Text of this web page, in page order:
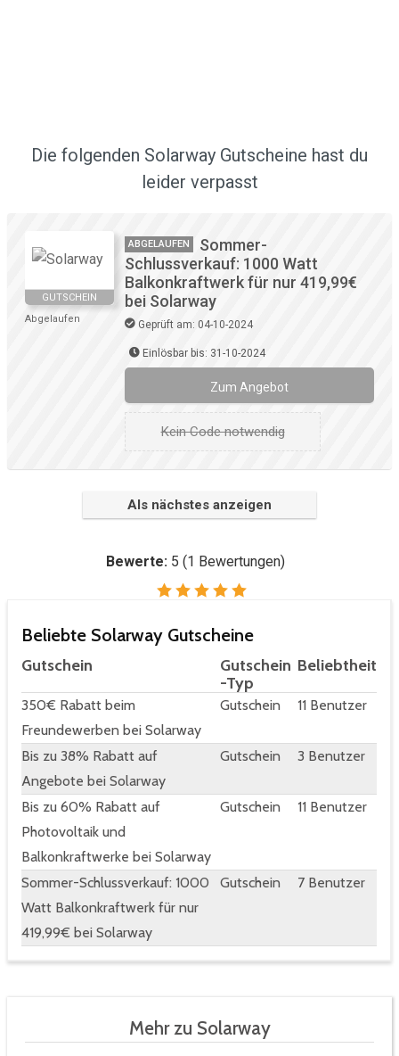
Die folgenden Solarway Gutscheine hast du
leider verpasst
GUTSCHEIN
Abgelaufen
ABGELAUFEN
Sommer-
Schlussverkauf: 1000 Watt
Balkonkraftwerk für nur 419,99€
bei Solarway
Geprüft am: 04-10-2024
Einlösbar bis: 31-10-2024
Zum Angebot
Kein Code notwendig
Als nächstes anzeigen
Bewerte: 5 (1 Bewertungen)
Beliebte Solarway Gutscheine
Gutschein
Gutschein
-Typ
Beliebtheit
350€ Rabatt beim
Freundewerben bei Solarway
Gutschein 11 Benutzer
Bis zu 38% Rabatt auf
Angebote bei Solarway
Gutschein 3 Benutzer
Bis zu 60% Rabatt auf
Photovoltaik und
Balkonkraftwerke bei Solarway
Gutschein 11 Benutzer
Sommer-Schlussverkauf: 1000
Watt Balkonkraftwerk für nur
419,99€ bei Solarway
Gutschein 7 Benutzer
Mehr zu Solarway